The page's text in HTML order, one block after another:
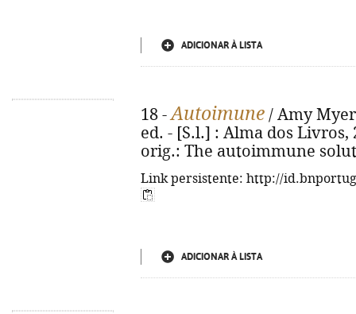
ADICIONAR À LISTA
18 -Autoimune / Amy
ed. - [S.l.] : Alma dos Livros,
orig.: The autoimmune
Link persistente: http://
ADICIONAR À LISTA